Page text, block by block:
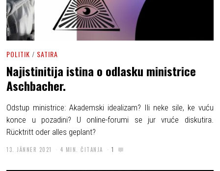
POLITIK / SATIRA
Najistinitija istina o odlasku ministrice
Aschbacher.
Odstup ministrice: Akademski idealizam? Ili neke sile, ke vuću
konce u pozadini? U online-forumi se jur vruće diskutira.
Rücktritt oder alles geplant?
13. JÄNNER 2021 4 MIN. ČITANJA 1